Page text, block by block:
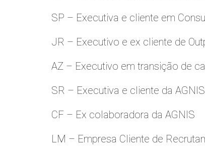
SP – Executiva e cliente em
JR – Executivo e ex cliente de
AZ – Executivo em transição de
SR – Executiva e cliente da AGNIS
CF – Ex colaboradora da AGNIS
LM – Empresa Cliente de